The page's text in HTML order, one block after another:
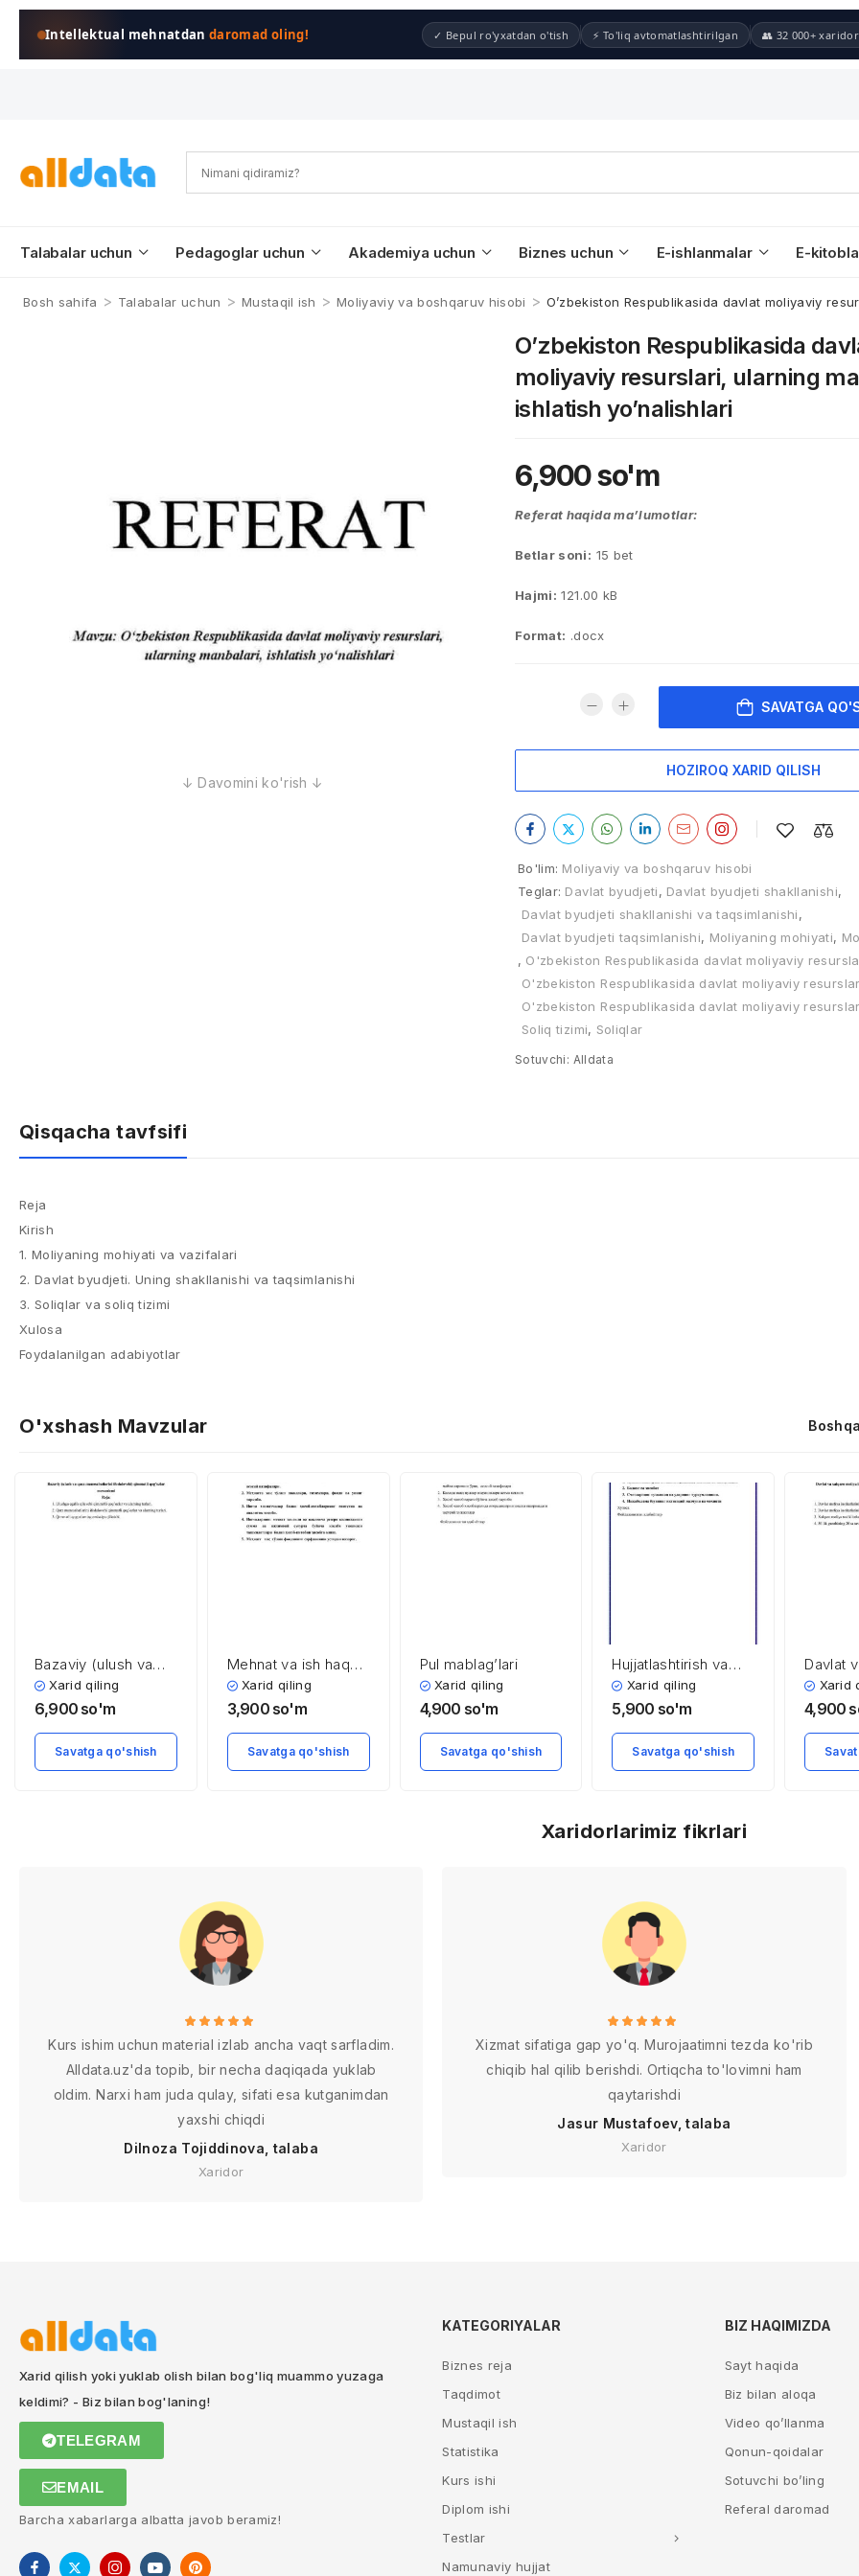
Intellektual mehnatdandaromad oling! ✓ Bepul ro'yxatdan o'tish ⚡ To'liq avtomatlashtirilgan 👥 32 000+ xaridor
Talabalar uchun Pedagoglar uchun Akademiya uchun Biznes uchun E-ishlanmalar E-
Bosh sahifa > Talabalar uchun > Mustaqil ish > Moliyaviy va boshqaruv hisobi > O’zbekiston Respublikasida davlat moliyaviy
O’zbekiston Respublikasida
moliyaviy resurslari, ularning
ishlatish yo’nalishlari
6,900so'm
Referat haqida ma’lumotlar:
Betlar soni: 15 bet
Hajmi: 121.00 kB
Format: .docx
SAVATGA
HOZIROQ XARID QILISH
Bo'lim: Moliyaviy va boshqaruv hisobi
Teglar: Davlat byudjeti, Davlat byudjeti shakllanishi,
Davlat byudjeti shakllanishi va taqsimlanishi,
Davlat byudjeti taqsimlanishi, Moliyaning mohiyati,
, O'zbekiston Respublikasida davlat moliyaviy
O'zbekiston Respublikasida davlat moliyaviy
O'zbekiston Respublikasida davlat moliyaviy
Soliq tizimi, Soliqlar
Sotuvchi: Alldata
Qisqacha tavfsifi
Reja
Kirish
1. Moliyaning mohiyati va vazifalari
2. Davlat byudjeti. Uning shakllanishi va taqsimlanishi
3. Soliqlar va soliq tizimi
Xulosa
Foydalanilgan adabiyotlar
O'xshash Mavzular
Bazaviy (ulush va
qarz munosabatlarini
ifodalovchi) qimmatli
Xarid qiling
6,900 so'm
Savatga qo'shish
Mehnat va ish haqqi
hisobi
Xarid qiling
3,900 so'm
Savatga qo'shish
Pul mablag’lari
Xarid qiling
4,900 so'm
Savatga qo'shish
Hujjatlashtirish va
inventarizatsiya
Xarid qiling
5,900 so'm
Savatga qo'shish
Davlat
moliya
moliya
Xarid
4,900
Xaridorlarimiz fikrlari
Kurs ishim uchun material izlab ancha vaqt sarfladim.
Alldata.uz'da topib, bir necha daqiqada yuklab
oldim. Narxi ham juda qulay, sifati esa kutganimdan
yaxshi chiqdi
Dilnoza Tojiddinova, talaba
Xaridor
Xizmat sifatiga gap yo'q. Murojaatimni tezda ko'rib
chiqib hal qilib berishdi. Ortiqcha to'lovimni ham
qaytarishdi
Jasur Mustafoev, talaba
Xaridor
Xarid qilish yoki yuklab olish bilan bog'liq muammo yuzaga
keldimi? - Biz bilan bog'laning!
TELEGRAM
EMAIL
Barcha xabarlarga albatta javob beramiz!
KATEGORIYALAR
Biznes reja
Taqdimot
Mustaqil ish
Statistika
Kurs ishi
Diplom ishi
Testlar
Namunaviy hujjat
BIZ HAQIMIZDA
Sayt haqida
Biz bilan aloqa
Video qo’llanma
Qonun-qoidalar
Sotuvchi bo’ling
Referal daromad